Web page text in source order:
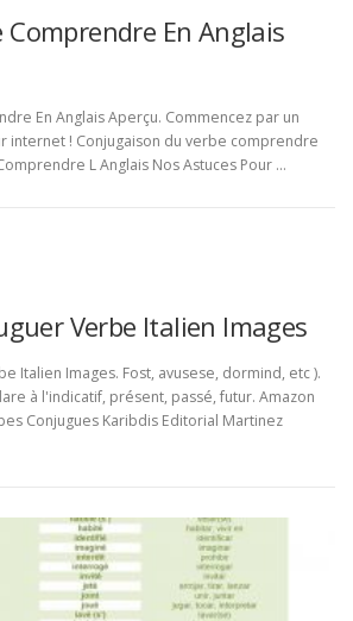
Comprendre En Anglais
En Anglais Aperçu. Commencez par un
internet ! Conjugaison du verbe comprendre
L Anglais Nos Astuces Pour …
Verbe Italien Images
Italien Images. Fost, avusese, dormind, etc ).
à l'indicatif, présent, passé, futur. Amazon
Conjugues Karibdis Editorial Martinez